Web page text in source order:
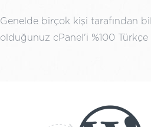
Genelde birçok kişi tarafından
olduğunuz cPanel'i %100